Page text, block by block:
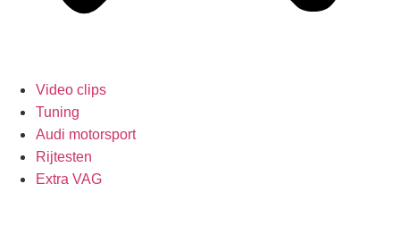
Video clips
Tuning
Audi motorsport
Rijtesten
Extra VAG